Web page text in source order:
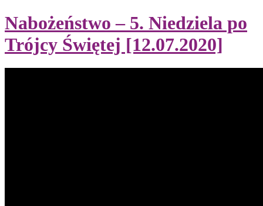
Nabożeństwo – 5. Niedziela po
Trójcy Świętej [12.07.2020]